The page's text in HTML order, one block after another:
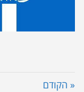
« הקודם